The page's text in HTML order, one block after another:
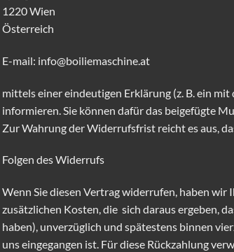
1220 Wien
Österreich
E-mail: info@boiliemaschine.at
mittels einer eindeutigen Erklärung (z. B. ein
informieren. Sie können dafür das beigefügte
Zur Wahrung der Widerrufsfrist reicht es aus,
Folgen des Widerrufs
Wenn Sie diesen Vertrag widerrufen, haben
zusätzlichen Kosten, die sich daraus ergeben,
haben), unverzüglich und spätestens binnen
uns eingegangen ist. Für diese Rückzahlung